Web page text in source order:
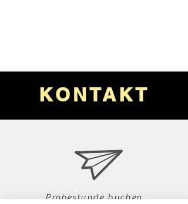
KONTAKT
Probestunde buchen